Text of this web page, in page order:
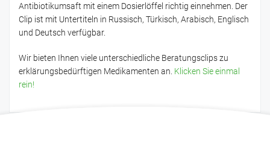
Antibiotikumsaft mit einem Dosierlöffel richtig einnehmen. Der
Clip ist mit Untertiteln in Russisch, Türkisch, Arabisch, Englisch
und Deutsch verfügbar.
Wir bieten Ihnen viele unterschiedliche Beratungsclips zu
erklärungsbedürftigen Medikamenten an. Klicken Sie einmal
rein!